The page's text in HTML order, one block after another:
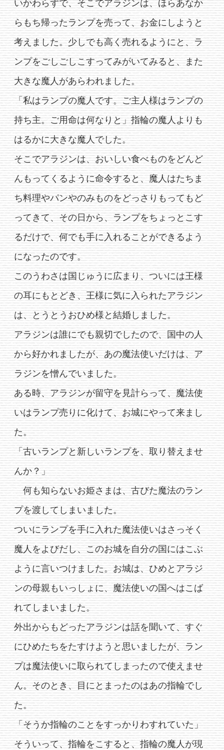
いかわらずで、そこでアラジンは、ほらあなか
らもち帰ったランプを売って、お金にしようと
考えました。少しでも高く売れるようにと、ラ
ンプをごしごしこすってみがいてみると、また
大きな魔人があらわれました。
「私はランプの魔人です。ご主人様はランプの
持ち主。ご用命は何なりと」指輪の魔人よりも
はるかに大きな魔人でした。
そこでアラジンは、おいしい食べものをどんど
んもってくるように命令すると、魔人はたちま
ち料理やパンやのみものをどっさりもってもど
ってきて、その日から、ランプをちょっとこす
るだけで、何でも手に入れることができるよう
になったのです。
このうわさは国じゅうに広まり、ついには王様
の耳にもとどき、王様に気に入られたアラジン
は、とうとうおひめ様と結婚しました。
アラジンは誰にでも親切でしたので、国中の人
から好かれましたが、あの魔法使いだけは、ア
ラジンを憎んでいました。
ある時、アラジンが留守を見計らって、魔法使
いはランプ売りに化けて、お城にやって来まし
た。
「古いランプと新しいランプを、取り替えませ
んか？」
何も知らないお姫さまは、古びた魔法のラン
プを渡してしまいました。
ついにランプを手に入れた魔法使いはさっそく
魔人をよびだし、このお城を自分の国にはこぶ
ように言いつけました。お城は、ひめとアラジ
ンの母親もいっしょに、魔法使いの国へはこば
れてしまいました。
外出からもどったアラジンは話を聞いて、すぐ
にひめたちをたすけようと思いましたが、ラン
プは魔法使いに取られてしまったので使えませ
ん。そのとき、目にとまったのはあの指輪でし
た。
「そうか指輪のことをすっかりわすれていた」
そういって、指輪をこすると、指輪の魔人が現